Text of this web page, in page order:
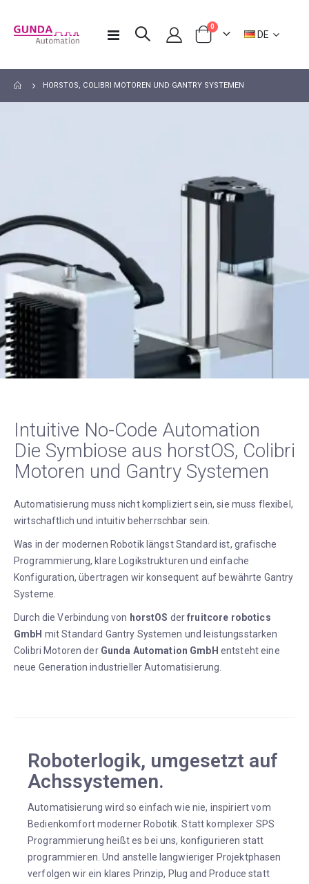
Navigation
Warenkorb
0 Artikel
Sprache
DE
HORSTOS, COLIBRI MOTOREN UND GANTRY SYSTEMEN
Intuitive No-Code Automation
Die Symbiose aus horstOS, Colibri
Motoren und Gantry Systemen
Automatisierung muss nicht kompliziert sein, sie muss flexibel,
wirtschaftlich und intuitiv beherrschbar sein.
Was in der modernen Robotik längst Standard ist, grafische
Programmierung, klare Logikstrukturen und einfache
Konfiguration, übertragen wir konsequent auf bewährte Gantry
Systeme.
Durch die Verbindung von horstOS derfruitcore robotics
GmbH mit Standard Gantry Systemen und leistungsstarken
Colibri Motoren der Gunda Automation GmbH entsteht eine
neue Generation industrieller Automatisierung.
Roboterlogik, umgesetzt auf
Achssystemen.
Automatisierung wird so einfach wie nie, inspiriert vom
Bedienkomfort moderner Robotik. Statt komplexer SPS
Programmierung heißt es bei uns, konfigurieren statt
programmieren. Und anstelle langwieriger Projektphasen
verfolgen wir ein klares Prinzip, Plug and Produce statt